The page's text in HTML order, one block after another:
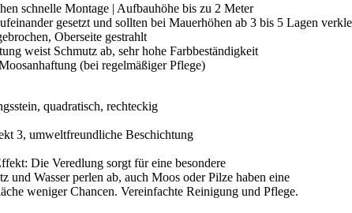
schnelle Montage | Aufbauhöhe bis zu 2 Meter
gesetzt und sollten bei Mauerhöhen ab 3 bis 5 Lagen
Oberseite gestrahlt
weist Schmutz ab, sehr hohe Farbbeständigkeit
(bei regelmäßiger Pflege)
quadratisch, rechteckig
3, umweltfreundliche Beschichtung
Die Veredlung sorgt für eine besondere
und Wasser perlen ab, auch Moos oder Pilze haben eine
weniger Chancen. Vereinfachte Reinigung und Pflege.